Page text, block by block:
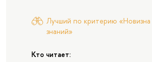
Лучший по критерию
знаний»
Кто читает: